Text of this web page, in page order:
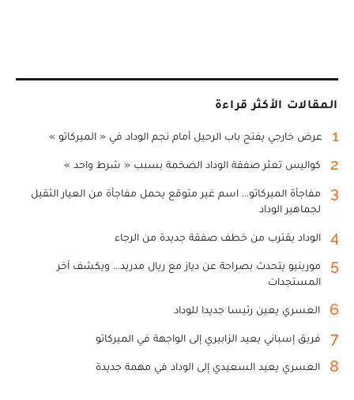
المقالات الأكثر قراءة
1 عرض خارجي يفتح باب الرحيل أمام نجم الوداد في « الميركاتو »
2 كواليس تعثر صفقة الوداد الضخمة بسبب « شرط واحد »
3
مفاجأة الميركاتو... اسم غير متوقع يحمل مفاجأة من العيار الثقيل
لجماهير الوداد
4 الوداد يقترب من خطف صفقة جديدة من الرجاء
5
مورينيو يتحدث بصراحة عن دياز مع ريال مدريد... ويكشف آخر
المستجدات
6 العسري يعين رئيسا جديدا للوداد
7 فريق إسباني يعيد الزابيري إلى الواجهة في الميركاتو
8 العسري يعيد السعيدي إلى الوداد في مهمة جديدة